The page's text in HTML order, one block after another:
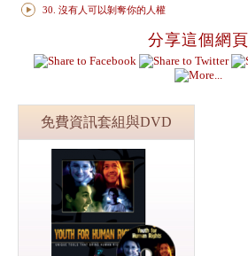
分享這個網頁
免費資訊套組與DVD
30. 沒有人可以剝奪你的人權